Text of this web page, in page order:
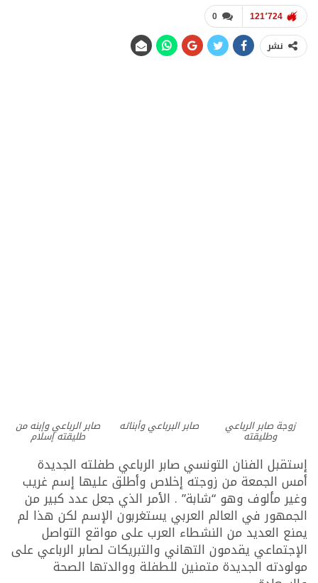
Next
0 121٬724
نشر
زوجة صابر الرباعي
وطليقته
صابر البرباعي وأبنائه صابر الرباعي وإبنه من
طليقته إسلام
إستقبل الفنان التونسي صابر الرباعي طفلته الجديدة
أمس الجمعة من زوجته إخلاص وأطلق عليها إسم غريب
وغير مألوف وهو “شابة” . الأمر الذي جعل عدد كبير من
الجمهور في العالم العربي يستغربون الإسم لكن هذا لم
يمنع العديد من النشطاء العرب على مواقع التواصل
الإجتماعي يقدمون التهاني والتبريكات لصابر الرباعي على
مولودته الجديدة متمنين للطفلة ووالدتها الصحة